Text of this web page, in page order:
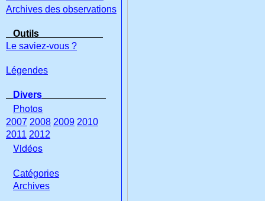
Archives des observations
Outils
Le saviez-vous ?
Légendes
Divers
Photos
2007 2008 2009 2010
2011 2012
Vidéos
Catégories
Archives